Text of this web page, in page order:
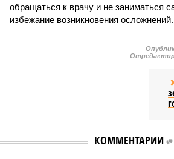
обращаться к врачу и не заниматься
избежание возникновения осложнений.
КОММЕНТАРИИ